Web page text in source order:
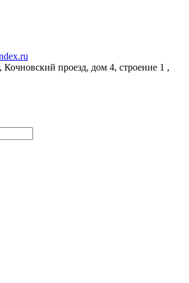
Кочновский проезд, дом 4, строение 1 ,